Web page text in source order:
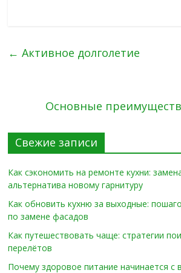
← Активное долголетие
Основные
Свежие записи
Как сэкономить на ремонте кухни:
альтернатива новому гарнитуру
Как обновить кухню за выходные:
по замене фасадов
Как путешествовать чаще: стратегии
перелётов
Почему здоровое питание начинается с